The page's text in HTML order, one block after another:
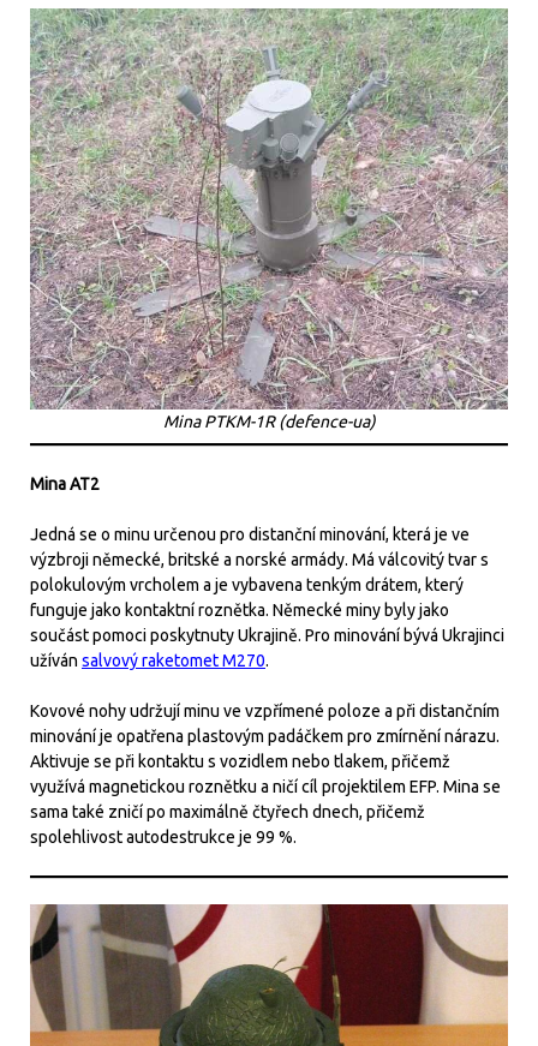
Mina PTKM-1R (defence-ua)
Mina AT2
Jedná se o minu určenou pro distanční minování, která je ve
výzbroji německé, britské a norské armády. Má válcovitý tvar s
polokulovým vrcholem a je vybavena tenkým drátem, který
funguje jako kontaktní roznětka. Německé miny byly jako
součást pomoci poskytnuty Ukrajině. Pro minování bývá Ukrajinci
užíván salvový raketomet M270.
Kovové nohy udržují minu ve vzpřímené poloze a při distančním
minování je opatřena plastovým padáčkem pro zmírnění nárazu.
Aktivuje se při kontaktu s vozidlem nebo tlakem, přičemž
využívá magnetickou roznětku a ničí cíl projektilem EFP. Mina se
sama také zničí po maximálně čtyřech dnech, přičemž
spolehlivost autodestrukce je 99 %.